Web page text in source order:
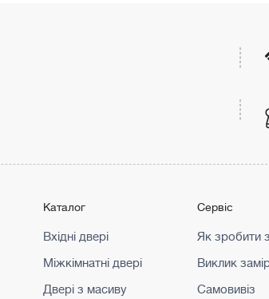
Каталог
Вхідні двері
Міжкімнатні двері
Двері з масиву
Сервіс
Як зробити
Виклик
Самовивіз